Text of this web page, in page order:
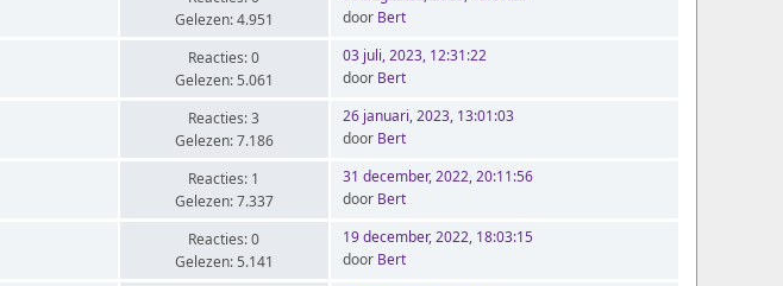
Gelezen: 4.951
door Bert
Reacties: 0
Gelezen: 5.061
03 juli, 2023, 12:31:22
door Bert
Reacties: 3
Gelezen: 7.186
26 januari, 2023, 13:01:03
door Bert
Reacties: 1
Gelezen: 7.337
31 december, 2022, 20:11:56
door Bert
Reacties: 0
Gelezen: 5.141
19 december, 2022, 18:03:15
door Bert